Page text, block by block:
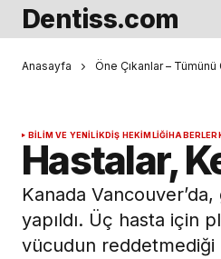
Dentiss.com
Anasayfa Öne Çıkanlar – Tümünü
BILIM VE YENILIKDIŞ HEKIMLIĞIHABERLER
Hastalar,
Kanada
yapıldı. Üç hasta için
vücudun